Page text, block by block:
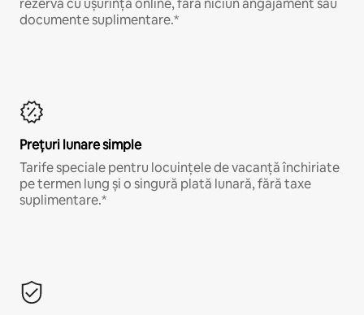
rezervă cu ușurință online, fără niciun angajament sau
documente suplimentare.*
Prețuri lunare simple
Tarife speciale pentru locuințele de vacanță închiriate
pe termen lung și o singură plată lunară, fără taxe
suplimentare.*